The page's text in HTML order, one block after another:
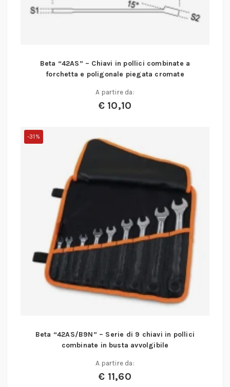
Beta “42AS” – Chiavi in pollici combinate a
forchetta e poligonale piegata cromate
A partire da:
€ 10,10
-31%
Beta “42AS/B9N” – Serie di 9 chiavi in pollici
combinate in busta avvolgibile
A partire da:
€ 11,60